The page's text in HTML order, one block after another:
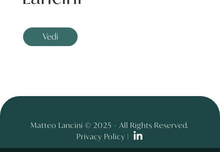
Vedi
Matteo Lancini © 2025 – All Rights Reserved.
Privacy Policy |